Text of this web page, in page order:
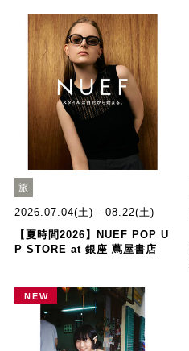
旅
2026.07.04(土) - 08.22(土)
【夏時間2026】NUEF POP U
P STORE at 銀座 蔦屋書店
NEW